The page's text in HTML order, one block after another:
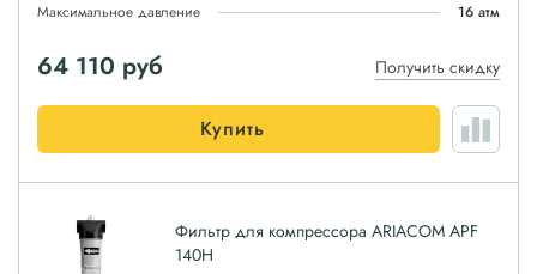
Максимальное давление 16 атм
64 110 руб Получить скидку
Купить
Фильтр для компрессора ARIACOM APF
140H